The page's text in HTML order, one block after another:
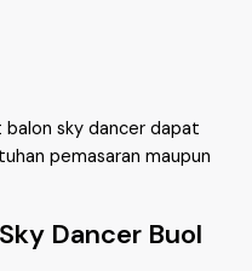
balon sky dancer dapat
pemasaran maupun
Dancer Buol